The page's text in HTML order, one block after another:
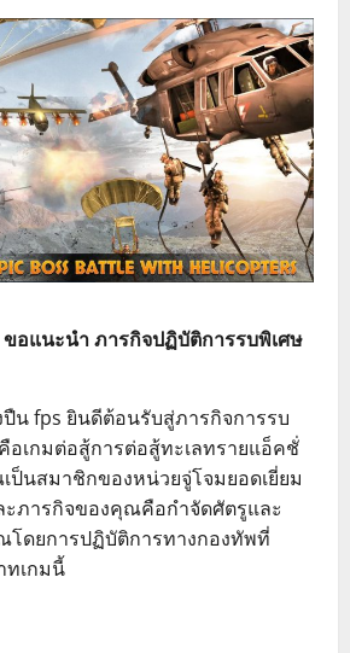
อแนะนำ ภารกิจปฏิบัติการรบพิเศษ
น fps ยินดีต้อนรับสู่ภารกิจการรบ
อเกมต่อสู้การต่อสู้ทะเลทรายแอ็คชั่
นสมาชิกของหน่วยจู่โจมยอดเยี่ยม
ะภารกิจของคุณคือกำจัดศัตรูและ
โดยการปฏิบัติการทางกองทัพที่
ทเกมนี้